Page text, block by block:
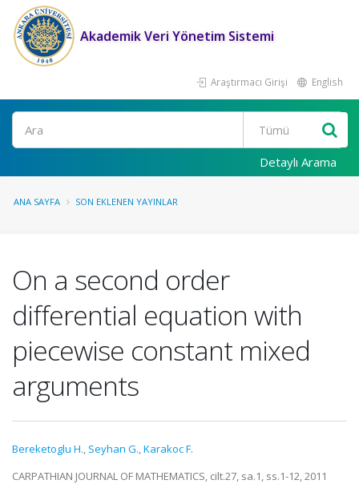
Akademik Veri Yönetim Sistemi
Araştırmacı Girişi English
Ara
Detaylı Arama
ANA SAYFA SON EKLENEN YAYINLAR
On a second order
differential equation with
piecewise constant mixed
arguments
Bereketoglu H., Seyhan G.,Karakoc F.
CARPATHIAN JOURNAL OF MATHEMATICS, cilt.27, sa.1, ss.1-12, 2011